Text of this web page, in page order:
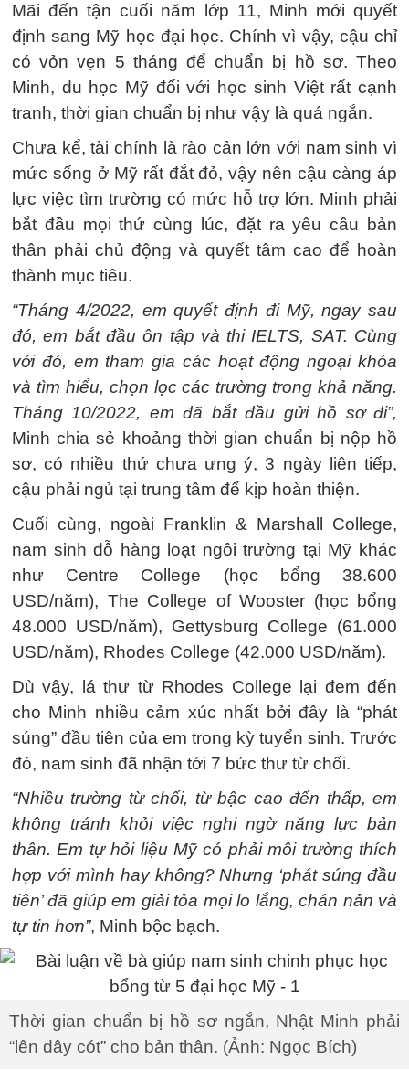
Mãi đến tận cuối năm lớp 11, Minh mới quyết
định sang Mỹ học đại học. Chính vì vậy, cậu chỉ
có vỏn vẹn 5 tháng để chuẩn bị hồ sơ. Theo
Minh, du học Mỹ đối với học sinh Việt rất cạnh
tranh, thời gian chuẩn bị như vậy là quá ngắn.
Chưa kể, tài chính là rào cản lớn với nam sinh vì
mức sống ở Mỹ rất đắt đỏ, vậy nên cậu càng áp
lực việc tìm trường có mức hỗ trợ lớn. Minh phải
bắt đầu mọi thứ cùng lúc, đặt ra yêu cầu bản
thân phải chủ động và quyết tâm cao để hoàn
thành mục tiêu.
“Tháng 4/2022, em quyết định đi Mỹ, ngay sau
đó, em bắt đầu ôn tập và thi IELTS, SAT. Cùng
với đó, em tham gia các hoạt động ngoại khóa
và tìm hiểu, chọn lọc các trường trong khả năng.
Tháng 10/2022, em đã bắt đầu gửi hồ sơ đi”,
Minh chia sẻ khoảng thời gian chuẩn bị nộp hồ
sơ, có nhiều thứ chưa ưng ý, 3 ngày liên tiếp,
cậu phải ngủ tại trung tâm để kịp hoàn thiện.
Cuối cùng, ngoài Franklin & Marshall College,
nam sinh đỗ hàng loạt ngôi trường tại Mỹ khác
như Centre College (học bổng 38.600
USD/năm), The College of Wooster (học bổng
48.000 USD/năm), Gettysburg College (61.000
USD/năm), Rhodes College (42.000 USD/năm).
Dù vậy, lá thư từ Rhodes College lại đem đến
cho Minh nhiều cảm xúc nhất bởi đây là “phát
súng” đầu tiên của em trong kỳ tuyển sinh. Trước
đó, nam sinh đã nhận tới 7 bức thư từ chối.
“Nhiều trường từ chối, từ bậc cao đến thấp, em
không tránh khỏi việc nghi ngờ năng lực bản
thân. Em tự hỏi liệu Mỹ có phải môi trường thích
hợp với mình hay không? Nhưng ‘phát súng đầu
tiên’ đã giúp em giải tỏa mọi lo lắng, chán nản và
tự tin hơn”, Minh bộc bạch.
Thời gian chuẩn bị hồ sơ ngắn, Nhật Minh phải
“lên dây cót” cho bản thân. (Ảnh: Ngọc Bích)